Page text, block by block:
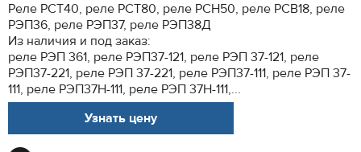
Реле РСТ40, реле РСТ80, реле РСН50, реле РСВ18, реле
РЭП36, реле РЭП37, реле РЭП38Д
Из наличия и под заказ:
реле РЭП 361, реле РЭП37-121, реле РЭП 37-121, реле
РЭП37-221, реле РЭП 37-221, реле РЭП37-111, реле РЭП 37-
111, реле РЭП37Н-111, реле РЭП 37Н-111,...
Узнать цену